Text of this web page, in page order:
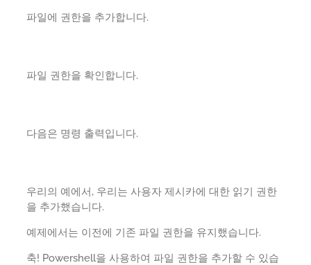
파일에 권한을 추가합니다.
파일 권한을 확인합니다.
다음은 명령 출력입니다.
우리의 예에서, 우리는 사용자 제시카에 대한 읽기 권한
을 추가했습니다.
예제에서는 이전에 기존 파일 권한을 유지했습니다.
축! Powershell을 사용하여 파일 권한을 추가할 수 있습